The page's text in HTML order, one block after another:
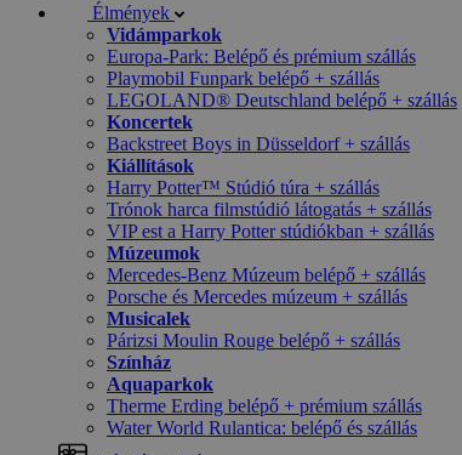
Élmények
Vidámparkok
Europa-Park: Belépő és prémium szállás
Playmobil Funpark belépő + szállás
LEGOLAND® Deutschland belépő + szállás
Koncertek
Backstreet Boys in Düsseldorf + szállás
Kiállítások
Harry Potter™ Stúdió túra + szállás
Trónok harca filmstúdió látogatás + szállás
VIP est a Harry Potter stúdiókban + szállás
Múzeumok
Mercedes-Benz Múzeum belépő + szállás
Porsche és Mercedes múzeum + szállás
Musicalek
Párizsi Moulin Rouge belépő + szállás
Színház
Aquaparkok
Therme Erding belépő + prémium szállás
Water World Rulantica: belépő és szállás